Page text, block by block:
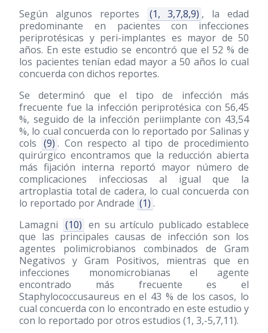
Según algunos reportes
(1, 3,7,8,9) , la edad
predominante en pacientes con infecciones
periprotésicas y peri-implantes es mayor de 50
años. En este estudio se encontró que el 52 % de
los pacientes tenían edad mayor a 50 años lo cual
concuerda con dichos reportes.
Se determinó que el tipo de infección más
frecuente fue la infección periprotésica con 56,45
%, seguido de la infección periimplante con 43,54
%, lo cual concuerda con lo reportado por Salinas y
cols
(9) . Con respecto al tipo de procedimiento
quirúrgico encontramos que la reducción abierta
más fijación interna reportó mayor número de
complicaciones infecciosas al igual que la
artroplastia total de cadera, lo cual concuerda con
lo reportado por Andrade (1) .
Lamagni (10) en su artículo publicado establece
que las principales causas de infección son los
agentes polimicrobianos combinados de Gram
Negativos y Gram Positivos, mientras que en
infecciones monomicrobianas el agente
encontrado más frecuente es el
Staphylococcusaureus en el 43 % de los casos, lo
cual concuerda con lo encontrado en este estudio y
con lo reportado por otros estudios (1, 3,-5,7,11).